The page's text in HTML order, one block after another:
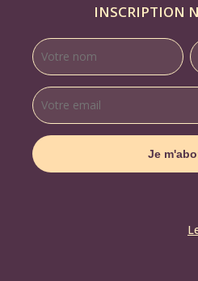
INSCRIPTION